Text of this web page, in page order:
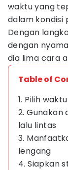
waktu yang
dalam kondisi
Dengan
dengan
dia lima cara
Table of
1. Pilih
2. Gunakan
lalu lintas
3.
lengang
4. Siapkan